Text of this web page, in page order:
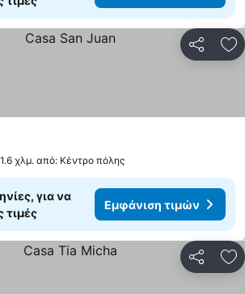
1.6 χλμ. από: Κέντρο πόλης
για να
τιμές
Εμφάνιση τιμών